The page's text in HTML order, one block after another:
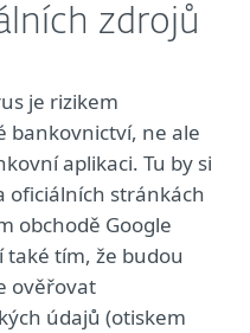
zdrojů
je rizikem
bankovnictví, ne ale
aplikaci. Tu by si
oficiálních stránkách
obchodě Google
také tím, že budou
ověřovat
údajů (otiskem